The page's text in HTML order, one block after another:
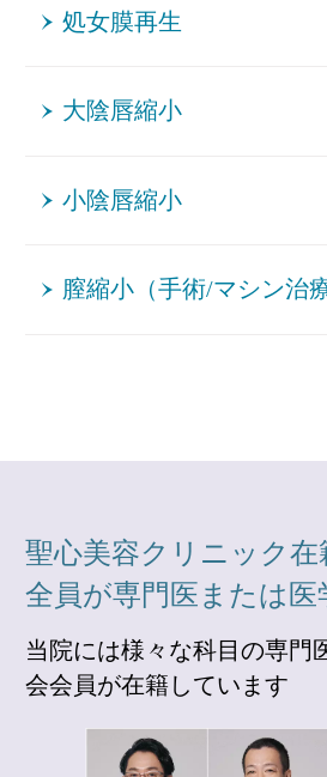
処女膜再生
大陰唇縮小
小陰唇縮小
膣縮小（手術/マシン治療
聖心美容クリニック
全員が専門医または医
当院には様々な科目の専門
会会員が在籍しています